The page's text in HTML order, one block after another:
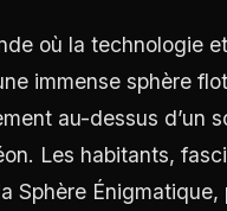
où la technologie
immense sphère
au-dessus d’un
Les habitants,
Sphère Énigmatique,